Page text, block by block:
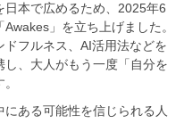
本で広めるため、2025年6
」を立ち上げました。
フルネス、AI活用法などを
、大人がもう一度「自分を
にある可能性を信じられる人